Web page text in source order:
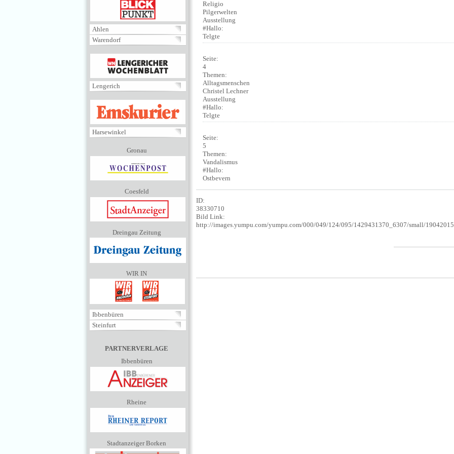
Ahlen
Warendorf
MENÜ
Lengerich
EMSKURIER
Harsewinkel
Gronau
Coesfeld
Dreingau Zeitung
WIR IN
Ibbenbüren
Steinfurt
PARTNERVERLAGE
Ibbenbüren
Rheine
Stadtanzeiger Borken
Religio
Pilgerwelten
Ausstellung
#Hallo:
Telgte
Seite:
4
Themen:
Alltagsmenschen
Christel Lechner
Ausstellung
#Hallo:
Telgte
Seite:
5
Themen:
Vandalismus
#Hallo:
Ostbevern
ID:
38330710
Bild Link:
http://images.yumpu.com/yumpu.com/000/049/124/095/1429431370_6307/small/